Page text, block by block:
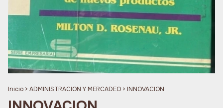
Inicio > ADMINISTRACION Y MERCADEO > INNOVACION